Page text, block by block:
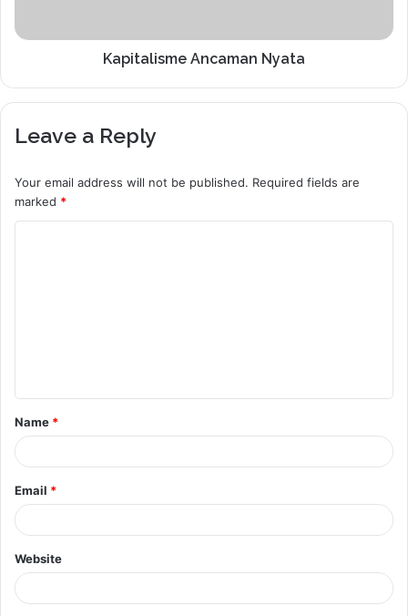
Kapitalisme Ancaman Nyata
Leave a Reply
Your email address will not be published. Required fields are
marked *
t
*
Name *
Email *
Website